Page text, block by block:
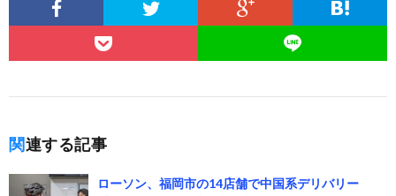
関連する記事
ローソン、福岡市の14店舗で中国系デリバリー